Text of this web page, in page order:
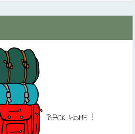
BACK HOME !